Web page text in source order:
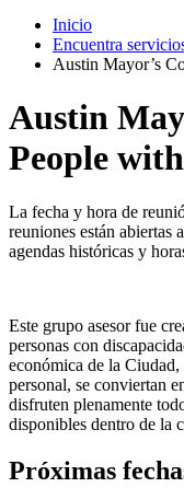
Inicio
Encuentra
Austin Mayor’s
Austin
People
La fecha y hora de
reuniones están abiertas
agendas históricas y
Este grupo asesor fue
personas con
económica de la
personal, se conviertan
disfruten plenamente
disponibles dentro de la
Próximas